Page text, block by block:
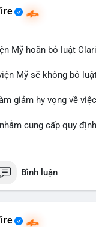
Mỹ hoãn bỏ luật
Mỹ sẽ không bỏ
giảm hy vọng về
cung cấp quy
ảnh hưởng đến sự
Bình luận